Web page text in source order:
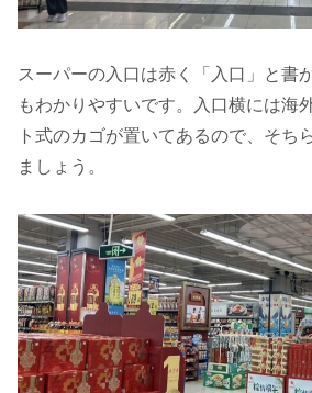
スーパーの入口は赤く「入口」と書
もわかりやすいです。入口横には海
ト式のカゴが置いてあるので、そち
ましょう。